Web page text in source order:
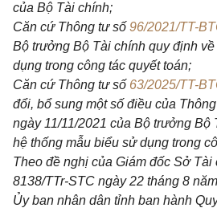
của Bộ Tài chính;
Căn cứ Thông tư số 96/2021/TT-
Bộ trưởng Bộ Tài chính quy định
dụng trong công tác quyết toán;
Căn cứ Thông tư số 63/2025/TT-
đổi, bổ sung một số điều của
ngày 11/11/2021 của Bộ trưởng Bộ
hệ thống mẫu biểu sử dụng trong
Theo đề nghị của Giám đốc Sở
8138/TTr-STC ngày 22 tháng 8
Ủy ban nhân dân tỉnh ban hành